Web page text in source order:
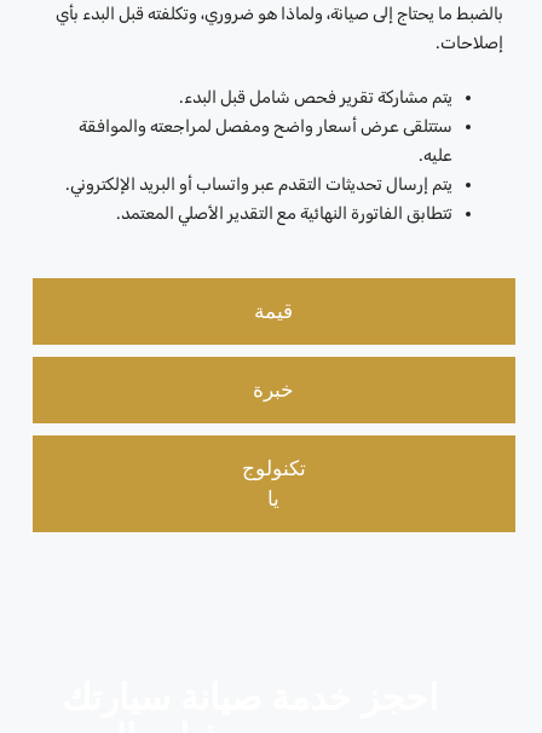
قيمة
خبرة
تكنولوج
يا
بالضبط ما يحتاج إلى صيانة، ولماذا هو ضروري، وتكلفته قبل البدء بأي
إصلاحات.
يتم مشاركة تقرير فحص شامل قبل البدء.
ستتلقى عرض أسعار واضح ومفصل لمراجعته والموافقة
عليه.
يتم إرسال تحديثات التقدم عبر واتساب أو البريد الإلكتروني.
تتطابق الفاتورة النهائية مع التقدير الأصلي المعتمد.